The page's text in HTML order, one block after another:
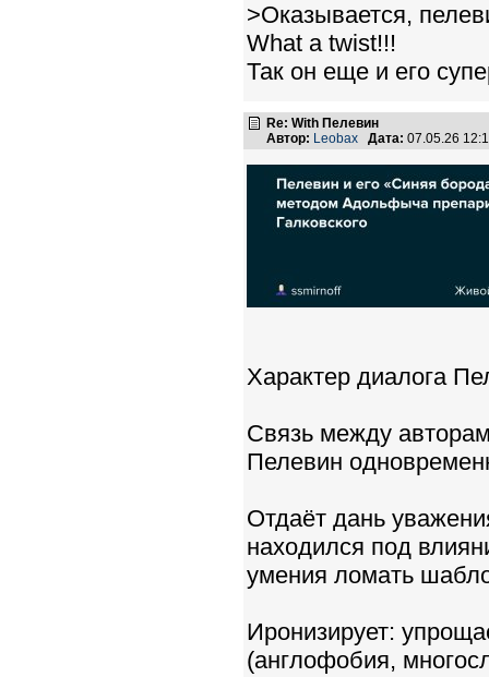
>Оказывается,
What a twist!!!
Так он еще и его
Re: With Пелевин
Автор: Leobax Дата: 07.05.26
Характер диалога
Связь между
Пелевин
Отдаёт дань
находился под
умения ломать
Иронизирует:
(англофобия,